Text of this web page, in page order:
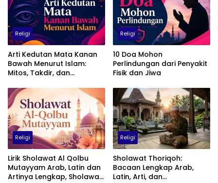
Religi
Arti Kedutan Mata Kanan
Bawah Menurut Islam:
Mitos, Takdir, dan
Religi
10 Doa Mohon
Perlindungan dari Penyakit
Fisik dan Jiwa
Religi
Lirik Sholawat Al Qolbu
Mutayyam Arab, Latin dan
Artinya Lengkap, Sholawat
Religi
Sholawat Thoriqoh:
Bacaan Lengkap Arab,
Latin, Arti, dan